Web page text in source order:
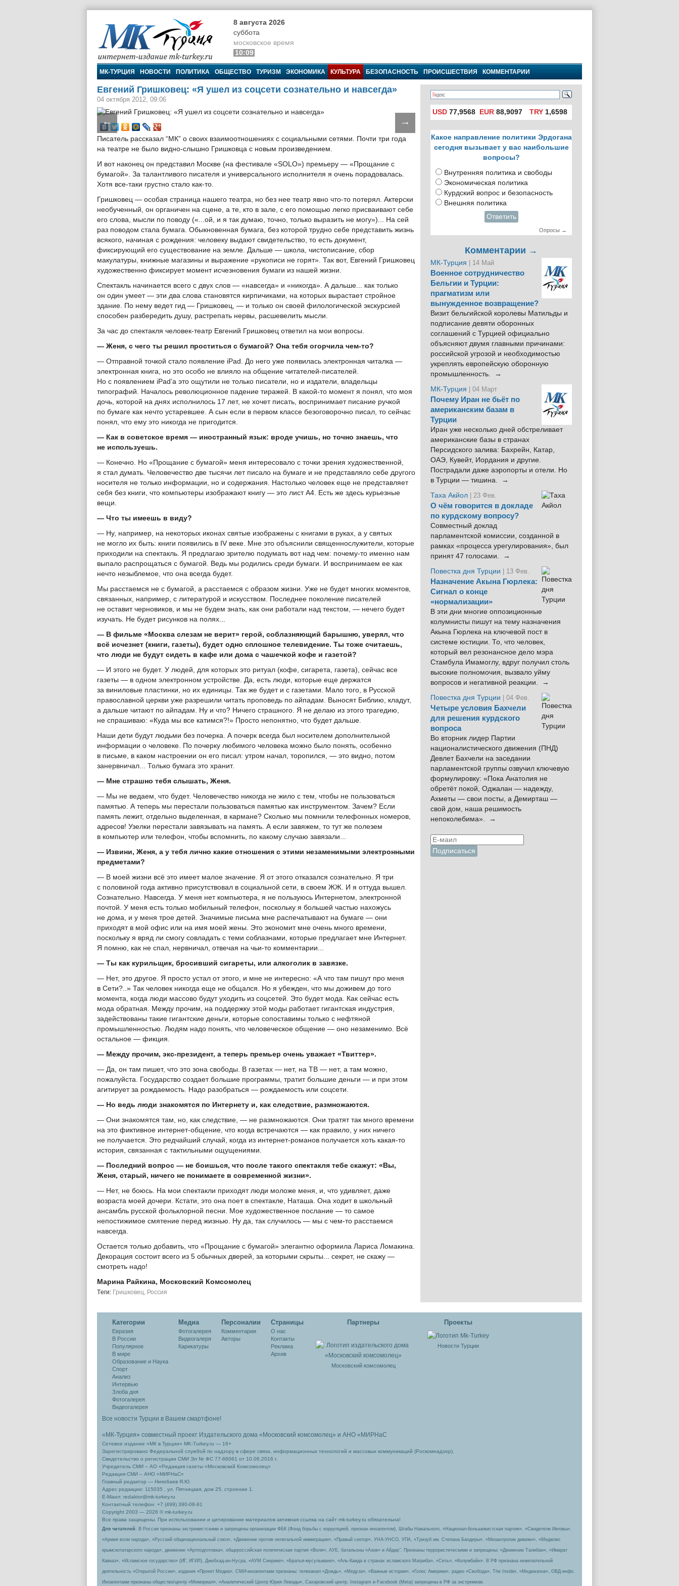
МК-Турция
8 августа 2026
суббота
московское время
10:09
МК-ТУРЦИЯ НОВОСТИ ПОЛИТИКА ОБЩЕСТВО ТУРИЗМ ЭКОНОМИКА КУЛЬТУРА БЕЗОПАСНОСТЬ ПРОИСШЕСТВИЯ КОММЕНТАРИИ
Евгений Гришковец: «Я ушел из соцсети сознательно и навсегда»
04 октября 2012, 09:06
← →
Писатель рассказал “МК” о своих взаимоотношениях с социальными сетями. Почти три года
на театре не было видно-слышно Гришковца с новым произведением.
И вот наконец он представил Москве (на фестивале «SOLO») премьеру — «Прощание с
бумагой». За талантливого писателя и универсального исполнителя я очень порадовалась.
Хотя все-таки грустно стало как-то.
Гришковец — особая страница нашего театра, но без нее театр явно что-то потерял. Актерски
необученный, он органичен на сцене, а те, кто в зале, с его помощью легко присваивают себе
его слова, мысли по поводу («...ой, и я так думаю, точно, только выразить не могу»)... На сей
раз поводом стала бумага. Обыкновенная бумага, без которой трудно себе представить жизнь
всякого, начиная с рождения: человеку выдают свидетельство, то есть документ,
фиксирующий его существование на земле. Дальше — школа, чистописание, сбор
макулатуры, книжные магазины и выражение «рукописи не горят». Так вот, Евгений Гришковец
художественно фиксирует момент исчезновения бумаги из нашей жизни.
Спектакль начинается всего с двух слов — «навсегда» и «никогда». А дальше... как только
он один умеет — эти два слова становятся кирпичиками, на которых вырастает стройное
здание. По нему ведет гид — Гришковец, — и только он своей филологической экскурсией
способен разбередить душу, растрепать нервы, расшевелить мысли.
За час до спектакля человек-театр Евгений Гришковец ответил на мои вопросы.
— Женя, с чего ты решил проститься с бумагой? Она тебя огорчила чем-то?
— Отправной точкой стало появление iPad. До него уже появилась электронная читалка —
электронная книга, но это особо не влияло на общение читателей-писателей.
Но с появлением iPad’a это ощутили не только писатели, но и издатели, владельцы
типографий. Началось революционное падение тиражей. В какой-то момент я понял, что моя
дочь, которой на днях исполнилось 17 лет, не хочет писать, воспринимает писание ручкой
по бумаге как нечто устаревшее. А сын если в первом классе безоговорочно писал, то сейчас
понял, что ему это никогда не пригодится.
— Как в советское время — иностранный язык: вроде учишь, но точно знаешь, что
не используешь.
— Конечно. Но «Прощание с бумагой» меня интересовало с точки зрения художественной,
я стал думать. Человечество две тысячи лет писало на бумаге и не представляло себе другого
носителя не только информации, но и содержания. Настолько человек еще не представляет
себя без книги, что компьютеры изображают книгу — это лист А4. Есть же здесь курьезные
вещи.
— Что ты имеешь в виду?
— Ну, например, на некоторых иконах святые изображены с книгами в руках, а у святых
не могло их быть: книги появились в IV веке. Мне это объяснили священнослужители, которые
приходили на спектакль. Я предлагаю зрителю подумать вот над чем: почему-то именно нам
выпало распрощаться с бумагой. Ведь мы родились среди бумаги. И воспринимаем ее как
нечто незыблемое, что она всегда будет.
Мы расстаемся не с бумагой, а расстаемся с образом жизни. Уже не будет многих моментов,
связанных, например, с литературой и искусством. Последнее поколение писателей
не оставит черновиков, и мы не будем знать, как они работали над текстом, — нечего будет
изучать. Не будет рисунков на полях...
— В фильме «Москва слезам не верит» герой, соблазняющий барышню, уверял, что
всё исчезнет (книги, газеты), будет одно сплошное телевидение. Ты тоже считаешь,
что люди не будут сидеть в кафе или дома с чашечкой кофе и газетой?
— И этого не будет. У людей, для которых это ритуал (кофе, сигарета, газета), сейчас все
газеты — в одном электронном устройстве. Да, есть люди, которые еще держатся
за виниловые пластинки, но их единицы. Так же будет и с газетами. Мало того, в Русской
православной церкви уже разрешили читать проповедь по айпадам. Выносят Библию, кладут,
а дальше читают по айпадам. Ну и что? Ничего страшного. Я не делаю из этого трагедию,
не спрашиваю: «Куда мы все катимся?!» Просто непонятно, что будет дальше.
Наши дети будут людьми без почерка. А почерк всегда был носителем дополнительной
информации о человеке. По почерку любимого человека можно было понять, особенно
в письме, в каком настроении он его писал: утром начал, торопился, — это видно, потом
занервничал... Только бумага это хранит.
— Мне страшно тебя слышать, Женя.
— Мы не ведаем, что будет. Человечество никогда не жило с тем, чтобы не пользоваться
памятью. А теперь мы перестали пользоваться памятью как инструментом. Зачем? Если
память лежит, отдельно выделенная, в кармане? Сколько мы помнили телефонных номеров,
адресов! Узелки перестали завязывать на память. А если завяжем, то тут же полезем
в компьютер или телефон, чтобы вспомнить, по какому случаю завязали...
— Извини, Женя, а у тебя лично какие отношения с этими незаменимыми электронными
предметами?
— В моей жизни всё это имеет малое значение. Я от этого отказался сознательно. Я три
с половиной года активно присутствовал в социальной сети, в своем ЖЖ. И я оттуда вышел.
Сознательно. Навсегда. У меня нет компьютера, я не пользуюсь Интернетом, электронной
почтой. У меня есть только мобильный телефон, поскольку я большей частью нахожусь
не дома, и у меня трое детей. Значимые письма мне распечатывают на бумаге — они
приходят в мой офис или на имя моей жены. Это экономит мне очень много времени,
поскольку я вряд ли смогу совладать с теми соблазнами, которые предлагает мне Интернет.
Я помню, как не спал, нервничал, отвечая на чьи-то комментарии...
— Ты как курильщик, бросивший сигареты, или алкоголик в завязке.
— Нет, это другое. Я просто устал от этого, и мне не интересно: «А что там пишут про меня
в Сети?..» Так человек никогда еще не общался. Но я убежден, что мы доживем до того
момента, когда люди массово будут уходить из соцсетей. Это будет мода. Как сейчас есть
мода обратная. Между прочим, на поддержку этой моды работает гигантская индустрия,
задействованы такие гигантские деньги, которые сопоставимы только с нефтяной
промышленностью. Людям надо понять, что человеческое общение — оно незаменимо. Всё
остальное — фикция.
— Между прочим, экс-президент, а теперь премьер очень уважает «Твиттер».
— Да, он там пишет, что это зона свободы. В газетах — нет, на ТВ — нет, а там можно,
пожалуйста. Государство создает большие программы, тратит большие деньги — и при этом
агитирует за рождаемость. Надо разобраться — рождаемость или соцсети.
— Но ведь люди знакомятся по Интернету и, как следствие, размножаются.
— Они знакомятся там, но, как следствие, — не размножаются. Они тратят так много времени
на это фиктивное интернет-общение, что когда встречаются — как правило, у них ничего
не получается. Это редчайший случай, когда из интернет-романов получается хоть какая-то
история, связанная с тактильными ощущениями.
— Последний вопрос — не боишься, что после такого спектакля тебе скажут: «Вы,
Женя, старый, ничего не понимаете в современной жизни».
— Нет, не боюсь. На мои спектакли приходят люди моложе меня, и, что удивляет, даже
возраста моей дочери. Кстати, это она поет в спектакле, Наташа. Она ходит в школьный
ансамбль русской фольклорной песни. Мое художественное послание — то самое
непостижимое смятение перед жизнью. Ну да, так случилось — мы с чем-то расстаемся
навсегда.
Остается только добавить, что «Прощание с бумагой» элегантно оформила Лариса Ломакина.
Декорация состоит всего из 5 обычных дверей, за которыми скрыты... секрет, не скажу —
смотреть надо!
Марина Райкина, Московский Комсомолец
Tеги: Гришковец, Россия
USD 77,9568 EUR 88,9097 TRY1,6598
Какое направление политики Эрдогана
сегодня вызывает у вас наибольшие
вопросы?
Внутренняя политика и свободы
Экономическая политика
Курдский вопрос и безопасность
Внешняя политика
Ответить
Опросы →
Комментарии →
МК-Турция | 14 Май
Военное сотрудничество
Бельгии и Турции:
прагматизм или
вынужденное возвращение?
Визит бельгийской королевы Матильды и
подписание девяти оборонных
соглашений с Турцией официально
объясняют двумя главными причинами:
российской угрозой и необходимостью
укреплять европейскую оборонную
промышленность. →
МК-Турция
| 04 Март
Почему Иран не бьёт по
американским базам в
Турции
Иран уже несколько дней обстреливает
американские базы в странах
Персидского залива: Бахрейн, Катар,
ОАЭ, Кувейт, Иордания и другие.
Пострадали даже аэропорты и отели. Но
в Турции — тишина. →
Таха Акйол | 23 Фев.
О чём говорится в докладе
по курдскому вопросу?
Совместный доклад
парламентской комиссии, созданной в
рамках «процесса урегулирования», был
принят 47 голосами. →
Повестка дня Турции
| 13 Фев.
Назначение Акына Гюрлека:
Сигнал о конце
«нормализации»
В эти дни многие оппозиционные
колумнисты пишут на тему назначения
Акына Гюрлека на ключевой пост в
системе юстиции. То, что человек,
который вел резонансное дело мэра
Стамбула Имамоглу, вдруг получил столь
высокие полномочия, вызвало уйму
вопросов и негативной реакции. →
Повестка дня Турции
| 04 Фев.
Четыре условия Бахчели
для решения курдского
вопроса
Во вторник лидер Партии
националистического движения (ПНД)
Девлет Бахчели на заседании
парламентской группы озвучил ключевую
формулировку: «Пока Анатолия не
обретёт покой, Оджалан — надежду,
Ахметы — свои посты, а Демирташ —
свой дом, наша решимость
непоколебима». →
Категории
Евразия
В России
Популярное
В мире
Образование и Наука
Спорт
Анализ
Интервью
Злоба дня
Фотогалерея
Видеогалерея
Медиа
Фотогалерея
Видеогалеря
Карикатуры
Персоналии
Комментарии
Авторы
Cтраницы
О нас
Контакты
Реклама
Архив
Партнеры
Московский комсомолец
Проекты
Новости Турции
Все новости Турции в Вашем смартфоне!
«МК-Турция» совместный проект Издательского дома «Московский комсомолец» и АНО «МИРНаС
Сетевое издание «МК в Турции» MK-Turkey.ru — 16+
Зарегистрировано Федеральной службой по надзору в сфере связи, информационных технологий и массовых коммуникаций (Роскомнадзор).
Свидетельство о регистрации СМИ Эл № ФС 77-66061 от 10.06.2016 г.
Учредитель СМИ – АО «Редакция газеты «Московский Комсомолец»
Редакция СМИ – АНО «МИРНаС»
Главный редактор — Ниязбаев Я.Ю.
Адрес редакции: 115035 , ул. Пятницкая, дом 25, строение 1.
Е-Маил: redaktor@mk-turkey.ru
Контактный телефон: +7 (499) 390-08-91
Copyright 2003 — 2026 © mk-turkey.ru
Все права защищены. При использовании и цитировании материалов активная ссылка на сайт mk-turkey.ru обязательна!
Для читателей : В России признаны экстремистскими и запрещены организации ФБК (Фонд борьбы с коррупцией, признан иноагентом), Штабы Навального, «Национал-большевистская партия», «Свидетели Иеговы»,
«Армия воли народа», «Русский общенациональный союз», «Движение против нелегальной иммиграции», «Правый сектор», УНА-УНСО, УПА, «Тризуб им. Степана Бандеры», «Мизантропик дивижн», «Меджлис
крымскотатарского народа», движение «Артподготовка», общероссийская политическая партия «Воля», АУЕ, батальоны «Азов» и Айдар″. Признаны террористическими и запрещены: «Движение Талибан», «Имарат
Кавказ», «Исламское государство» (ИГ, ИГИЛ), Джебхад-ан-Нусра, «АУМ Синрике», «Братья-мусульмане», «Аль-Каида в странах исламского Магриба», «Сеть», «Колумбайн». В РФ признана нежелательной
деятельность «Открытой России», издания «Проект Медиа». СМИ-иноагентами признаны: телеканал «Дождь», «Медуза», «Важные истории», «Голос Америки», радио «Свобода», The Insider, «Медиазона», ОВД-инфо.
Иноагентами признаны общество/центр «Мемориал», «Аналитический Центр Юрия Левады», Сахаровский центр. Instagram и Facebook (Metа) запрещены в РФ за экстремизм.